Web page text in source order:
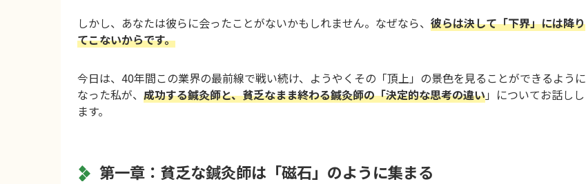
しかし、あなたは彼らに会ったことがないかもしれません。なぜなら、 彼らは決して「下界」には降り
てこないからです。
今日は、40年間この業界の最前線で戦い続け、ようやくその「頂上」の景色を見ることができるように
なった私が、 成功する鍼灸師と、貧乏なまま終わる鍼灸師の「決定的な思考の違い」についてお話しし
ます。
第一章：貧乏な鍼灸師は「磁石」のように集まる